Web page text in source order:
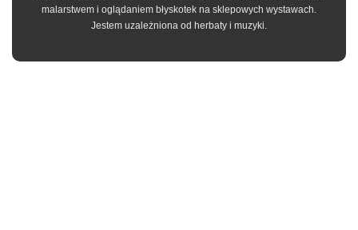
malarstwem i oglądaniem błyskotek na sklepowych wystawach.
Jestem uzależniona od herbaty i muzyki.